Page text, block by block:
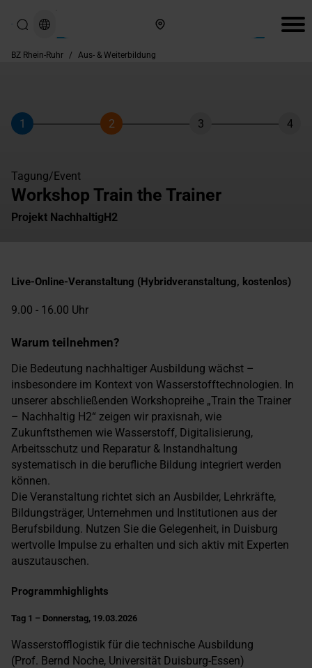
BZ Rhein-Ruhr / Aus- & Weiterbildung
Schritt
1
Schritt
2
Schritt
3 4
Tagung/Event
Workshop Train the Trainer
Projekt NachhaltigH2
Live-Online-Veranstaltung (Hybridveranstaltung, kostenlos)
9.00 - 16.00 Uhr
Warum teilnehmen?
Die Bedeutung nachhaltiger Ausbildung wächst –
insbesondere im Kontext von Wasserstofftechnologien. In
unserer abschließenden Workshopreihe „Train the Trainer
– Nachhaltig H2“ zeigen wir praxisnah, wie
Zukunftsthemen wie Wasserstoff, Digitalisierung,
Arbeitsschutz und Reparatur & Instandhaltung
systematisch in die berufliche Bildung integriert werden
können.
Die Veranstaltung richtet sich an Ausbilder, Lehrkräfte,
Bildungsträger, Unternehmen und Institutionen aus der
Berufsbildung. Nutzen Sie die Gelegenheit, in Duisburg
wertvolle Impulse zu erhalten und sich aktiv mit Experten
auszutauschen.
Programmhighlights
Tag 1 – Donnerstag, 19.03.2026
Wasserstofflogistik für die technische Ausbildung
(Prof. Bernd Noche, Universität Duisburg-Essen)